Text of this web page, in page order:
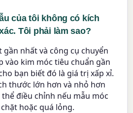
của tôi không có kích
Tôi phải làm sao?
nhất và công cụ chuyển
vào kim móc tiêu chuẩn gần
bạn biết đó là giá trị xấp xỉ.
thước lớn hơn và nhỏ hơn
điều chỉnh nếu mẫu móc
hoặc quá lỏng.